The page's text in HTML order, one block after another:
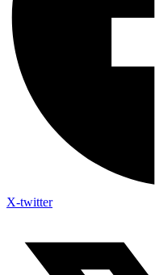
X-twitter